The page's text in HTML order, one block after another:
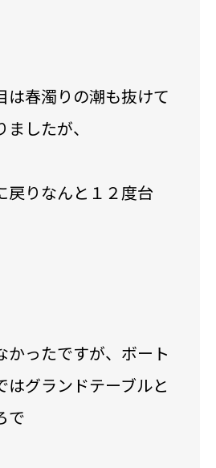
は春濁りの潮も抜けて
したが、
戻りなんと１２度台
かったですが、ボート
はグランドテーブルと
で